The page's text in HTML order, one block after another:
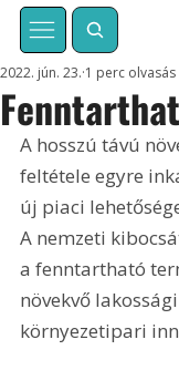
2022. jún. 23. 1 perc olvasás
A hosszú távú
feltétele egyre
új piaci
A nemzeti
a fenntartható
növekvő
környezetipari